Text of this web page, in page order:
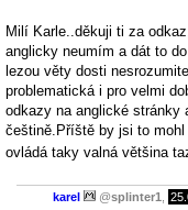
Milí Karle..děkuji ti za
anglicky neumím a dát to
lezou věty dosti
problematická i pro velmi
odkazy na anglické stránky
češtině.Příště by jsi to
ovládá taky valná většina
karel @splinter1